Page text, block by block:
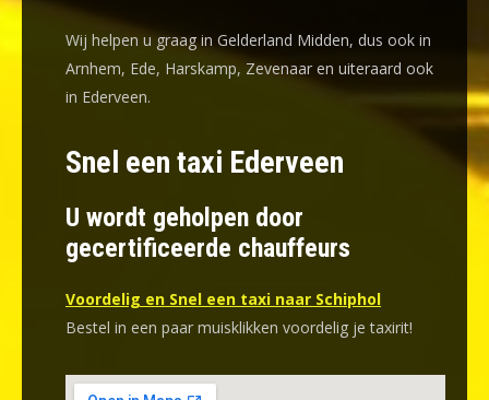
Wij helpen u graag in Gelderland Midden, dus ook in
Arnhem, Ede, Harskamp, Zevenaar en uiteraard ook
in Ederveen.
Snel een taxi Ederveen
U wordt geholpen door
gecertificeerde chauffeurs
Voordelig en Snel een taxi naar Schiphol
Bestel in een paar muisklikken voordelig je taxirit!